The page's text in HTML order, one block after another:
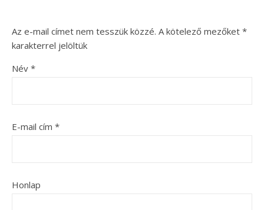
Az e-mail címet nem tesszük közzé. A kötelező mezőket *
karakterrel jelöltük
Név *
E-mail cím *
Honlap